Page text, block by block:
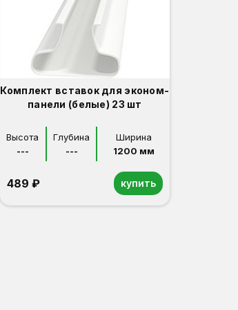
Комплект вставок для эконом-
панели (белые) 23 шт
Высота
---
Глубина
---
Ширина
1200 мм
489 ₽ купить